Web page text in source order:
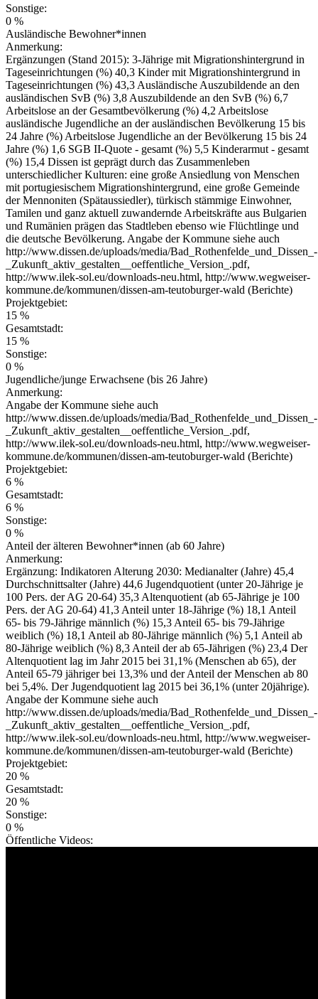
Sonstige:
0 %
Ausländische Bewohner*innen
Anmerkung:
Ergänzungen (Stand 2015): 3-Jährige mit Migrationshintergrund in
Tageseinrichtungen (%) 40,3 Kinder mit Migrationshintergrund in
Tageseinrichtungen (%) 43,3 Ausländische Auszubildende an den
ausländischen SvB (%) 3,8 Auszubildende an den SvB (%) 6,7
Arbeitslose an der Gesamtbevölkerung (%) 4,2 Arbeitslose
ausländische Jugendliche an der ausländischen Bevölkerung 15 bis
24 Jahre (%) Arbeitslose Jugendliche an der Bevölkerung 15 bis 24
Jahre (%) 1,6 SGB II-Quote - gesamt (%) 5,5 Kinderarmut - gesamt
(%) 15,4 Dissen ist geprägt durch das Zusammenleben
unterschiedlicher Kulturen: eine große Ansiedlung von Menschen
mit portugiesischem Migrationshintergrund, eine große Gemeinde
der Mennoniten (Spätaussiedler), türkisch stämmige Einwohner,
Tamilen und ganz aktuell zuwandernde Arbeitskräfte aus Bulgarien
und Rumänien prägen das Stadtleben ebenso wie Flüchtlinge und
die deutsche Bevölkerung. Angabe der Kommune siehe auch
http://www.dissen.de/uploads/media/Bad_Rothenfelde_und_Dissen_-
_Zukunft_aktiv_gestalten__oeffentliche_Version_.pdf,
http://www.ilek-sol.eu/downloads-neu.html, http://www.wegweiser-
kommune.de/kommunen/dissen-am-teutoburger-wald (Berichte)
Projektgebiet:
15 %
Gesamtstadt:
15 %
Sonstige:
0 %
Jugendliche/junge Erwachsene (bis 26 Jahre)
Anmerkung:
Angabe der Kommune siehe auch
http://www.dissen.de/uploads/media/Bad_Rothenfelde_und_Dissen_-
_Zukunft_aktiv_gestalten__oeffentliche_Version_.pdf,
http://www.ilek-sol.eu/downloads-neu.html, http://www.wegweiser-
kommune.de/kommunen/dissen-am-teutoburger-wald (Berichte)
Projektgebiet:
6 %
Gesamtstadt:
6 %
Sonstige:
0 %
Anteil der älteren Bewohner*innen (ab 60 Jahre)
Anmerkung:
Ergänzung: Indikatoren Alterung 2030: Medianalter (Jahre) 45,4
Durchschnittsalter (Jahre) 44,6 Jugendquotient (unter 20-Jährige je
100 Pers. der AG 20-64) 35,3 Altenquotient (ab 65-Jährige je 100
Pers. der AG 20-64) 41,3 Anteil unter 18-Jährige (%) 18,1 Anteil
65- bis 79-Jährige männlich (%) 15,3 Anteil 65- bis 79-Jährige
weiblich (%) 18,1 Anteil ab 80-Jährige männlich (%) 5,1 Anteil ab
80-Jährige weiblich (%) 8,3 Anteil der ab 65-Jährigen (%) 23,4 Der
Altenquotient lag im Jahr 2015 bei 31,1% (Menschen ab 65), der
Anteil 65-79 jähriger bei 13,3% und der Anteil der Menschen ab 80
bei 5,4%. Der Jugendquotient lag 2015 bei 36,1% (unter 20jährige).
Angabe der Kommune siehe auch
http://www.dissen.de/uploads/media/Bad_Rothenfelde_und_Dissen_-
_Zukunft_aktiv_gestalten__oeffentliche_Version_.pdf,
http://www.ilek-sol.eu/downloads-neu.html, http://www.wegweiser-
kommune.de/kommunen/dissen-am-teutoburger-wald (Berichte)
Projektgebiet:
20 %
Gesamtstadt:
20 %
Sonstige:
0 %
Öffentliche Videos: